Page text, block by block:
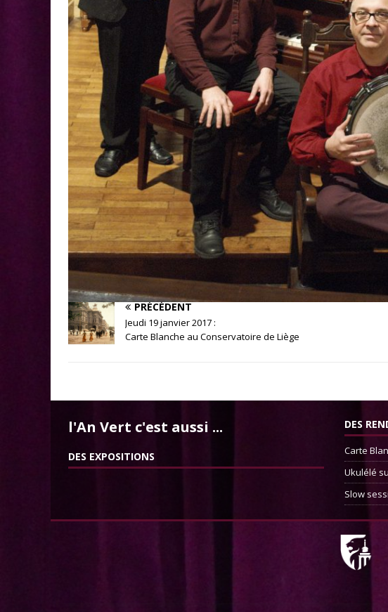
PRÉCÉDENT
Jeudi 19 janvier 2017 :
Carte Blanche au Conservatoire de Liège
l'An Vert c'est aussi ...
DES EXPOSITIONS
DES
Carte
Ukulélé
Slow